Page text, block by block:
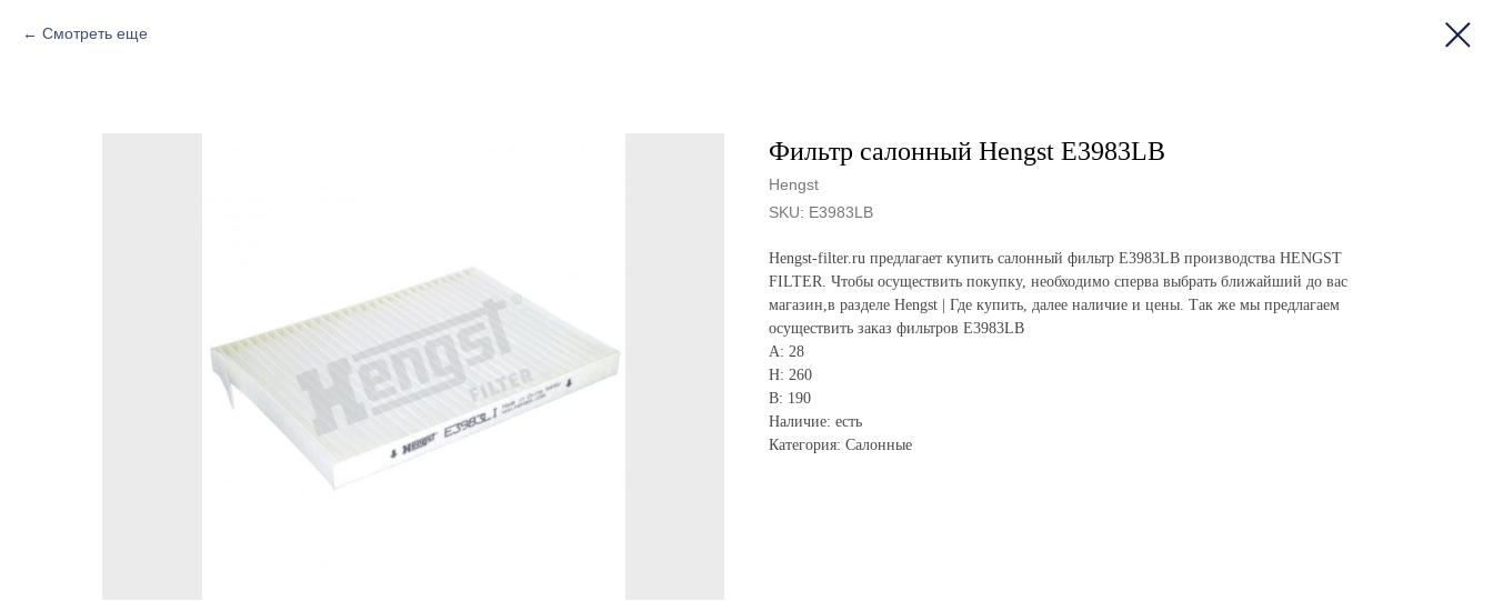
Смотреть еще
Фильтр салонный Hengst E3983LB
Hengst
SKU: E3983LB
Hengst-filter.ru предлагает купить салонный фильтр E3983LB производства HENGST
FILTER. Чтобы осуществить покупку, необходимо сперва выбрать ближайший до вас
магазин,в разделе Hengst | Где купить, далее наличие и цены. Так же мы предлагаем
осуществить заказ фильтров E3983LB
A: 28
H: 260
B: 190
Наличие: есть
Категория: Салонные